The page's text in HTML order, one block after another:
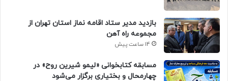
بازدید مدیر ستاد اقامه نماز استان تهران از
مجموعه راه آهن
14 ساعت پیش
مسابقه کتابخوانی «لیمو شیرین روح» در
چهارمحال و بختیاری برگزار می‌شود